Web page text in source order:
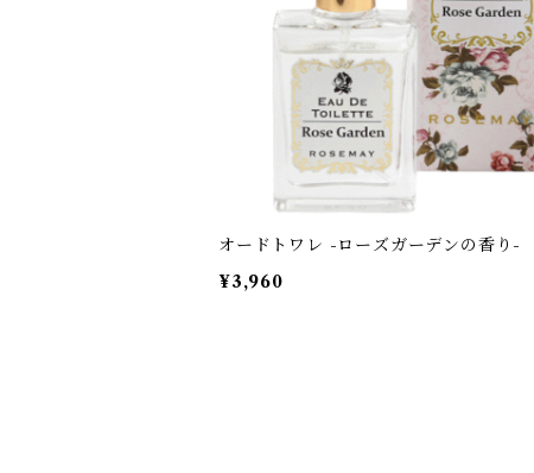
オードトワレ -ローズガーデンの香り-
¥3,960